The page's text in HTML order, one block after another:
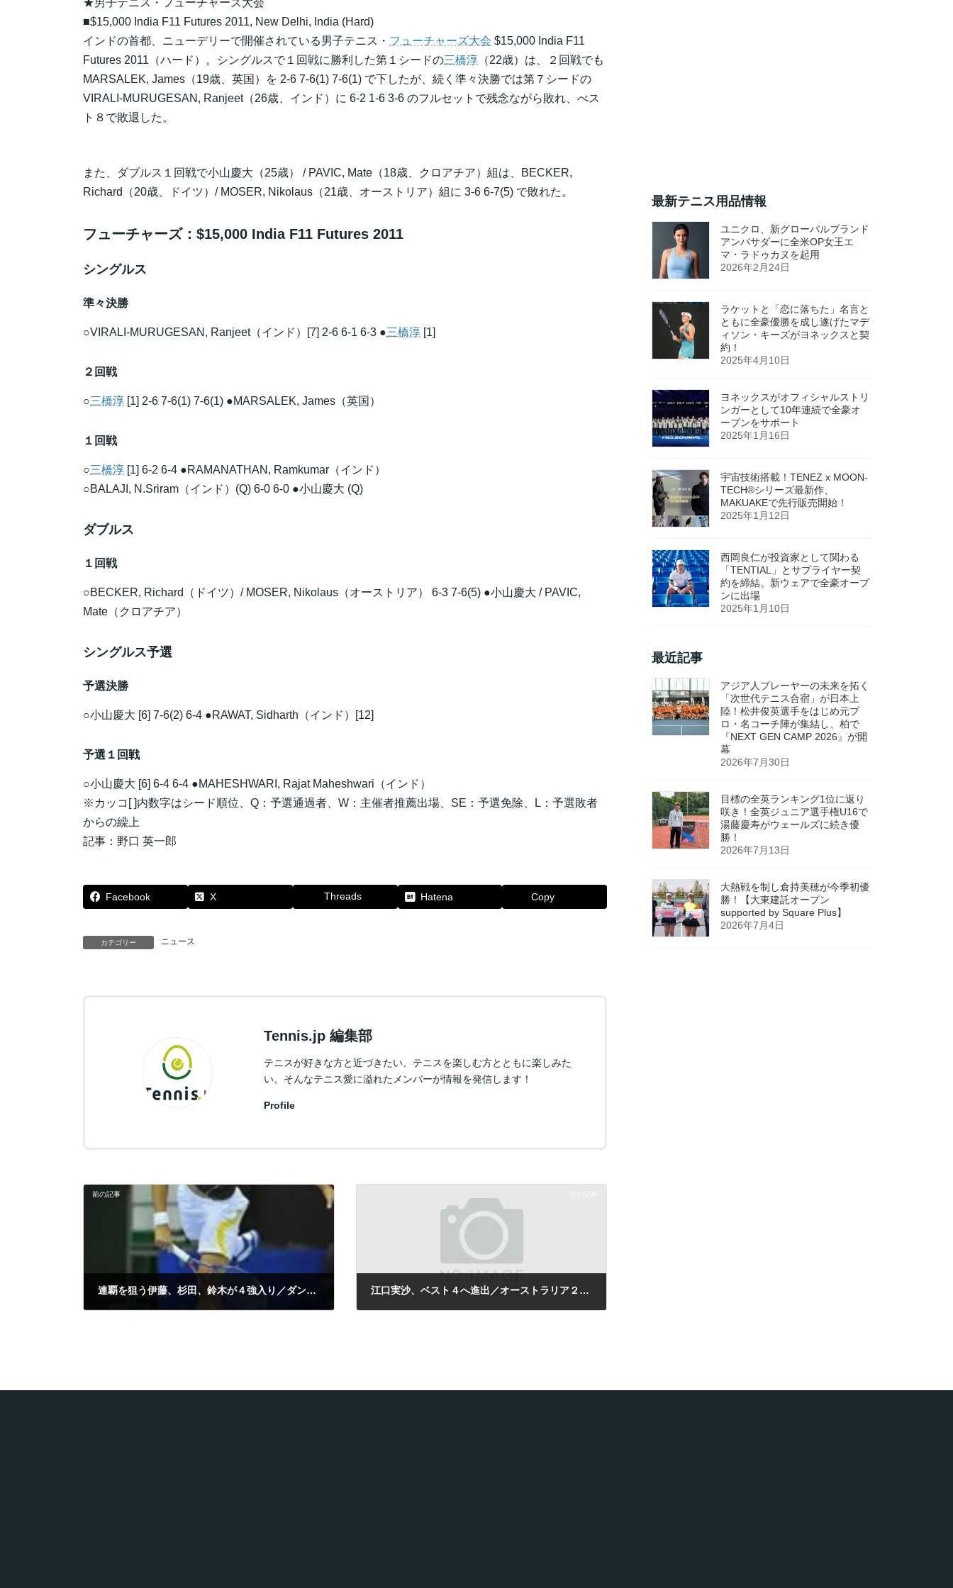
■$15,000 India F11 Futures 2011, New Delhi, India (Hard)
インドの首都、ニューデリーで開催されている男子テニス・ フューチャーズ大会 $15,000 India F11
Futures 2011（ハード）。シングルスで１回戦に勝利した第１シードの三橋淳 （22歳）は、２回戦でも
MARSALEK, James（19歳、英国）を 2-6 7-6(1) 7-6(1) で下したが、続く準々決勝では第７シードの
VIRALI-MURUGESAN, Ranjeet（26歳、インド）に 6-2 1-6 3-6 のフルセットで残念ながら敗れ、べス
ト８で敗退した。
また、ダブルス１回戦で小山慶大（25歳） / PAVIC, Mate（18歳、クロアチア）組は、BECKER,
Richard（20歳、ドイツ）/ MOSER, Nikolaus（21歳、オーストリア）組に 3-6 6-7(5) で敗れた。
フューチャーズ：$15,000 India F11 Futures 2011
シングルス
準々決勝
○VIRALI-MURUGESAN, Ranjeet（インド）[7] 2-6 6-1 6-3 ●三橋淳 [1]
２回戦
○三橋淳 [1] 2-6 7-6(1) 7-6(1) ●MARSALEK, James（英国）
１回戦
○三橋淳 [1] 6-2 6-4 ●RAMANATHAN, Ramkumar（インド）
○BALAJI, N.Sriram（インド）(Q) 6-0 6-0 ●小山慶大 (Q)
ダブルス
１回戦
○BECKER, Richard（ドイツ）/ MOSER, Nikolaus（オーストリア） 6-3 7-6(5) ●小山慶大 / PAVIC,
Mate（クロアチア）
シングルス予選
予選決勝
○小山慶大 [6] 7-6(2) 6-4 ●RAWAT, Sidharth（インド）[12]
予選１回戦
○小山慶大 [6] 6-4 6-4 ●MAHESHWARI, Rajat Maheshwari（インド）
※カッコ[ ]内数字はシード順位、Q：予選通過者、W：主催者推薦出場、SE：予選免除、L：予選敗者
からの繰上
記事：野口 英一郎
Facebook X Threads Hatena Copy
カテゴリー ニュース
Tennis.jp 編集部
テニスが好きな方と近づきたい。テニスを楽しむ方とともに楽しみた
い。そんなテニス愛に溢れたメンバーが情報を発信します！
Profile
前の記事
連覇を狙う伊藤、杉田、鈴木が４強入り／ダンロップＷＣ男子 江口実沙、ベスト４へ進出／オーストラリア２万５千ドル大会
最新テニス用品情報
ユニクロ、新グローバルブランド
アンバサダーに全米OP女王エ
マ・ラドゥカヌを起用
2026年2月24日
ラケットと「恋に落ちた」名言と
ともに全豪優勝を成し遂げたマデ
ィソン・キーズがヨネックスと契
約！
2025年4月10日
ヨネックスがオフィシャルストリ
ンガーとして10年連続で全豪オ
ープンをサポート
2025年1月16日
宇宙技術搭載！TENEZ x MOON-
TECH®シリーズ最新作、
MAKUAKEで先行販売開始！
2025年1月12日
西岡良仁が投資家として関わる
「TENTIAL」とサプライヤー契
約を締結。新ウェアで全豪オープ
ンに出場
2025年1月10日
最近記事
アジア人プレーヤーの未来を拓く
「次世代テニス合宿」が日本上
陸！松井俊英選手をはじめ元プ
ロ・名コーチ陣が集結し、柏で
『NEXT GEN CAMP 2026』が開
幕
2026年7月30日
目標の全英ランキング1位に返り
咲き！全英ジュニア選手権U16で
湯藤慶寿がウェールズに続き優
勝！
2026年7月13日
大熱戦を制し倉持美穂が今季初優
勝！【大東建託オープン
supported by Square Plus】
2026年7月4日